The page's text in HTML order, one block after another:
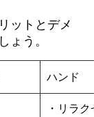
ットとデメ
ょう。
ハンド
・リラク